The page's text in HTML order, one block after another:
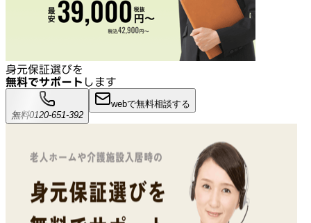
身元保証選びを
無料でサポート します
無料0120-651-392
webで無料相談する